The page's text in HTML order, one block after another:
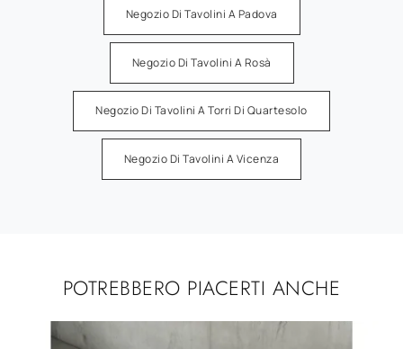
Negozio Di Tavolini A Padova
Negozio Di Tavolini A Rosà
Negozio Di Tavolini A Torri Di Quartesolo
Negozio Di Tavolini A Vicenza
POTREBBERO PIACERTI ANCHE